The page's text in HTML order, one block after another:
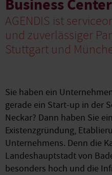
Business
AGENDIS ist
und zuverlässiger
Stuttgart und
Sie haben ein
gerade ein Start-up in der
Neckar? Dann haben Sie
Existenzgründung,
Unternehmens. Denn die
Landeshauptstadt von
besonders hoch und die